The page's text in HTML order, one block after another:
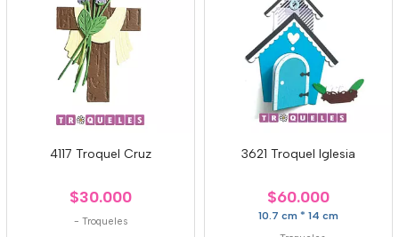
4117 Troquel Cruz
$30.000
- Troqueles
3621 Troquel Iglesia
$60.000
10.7 cm * 14 cm